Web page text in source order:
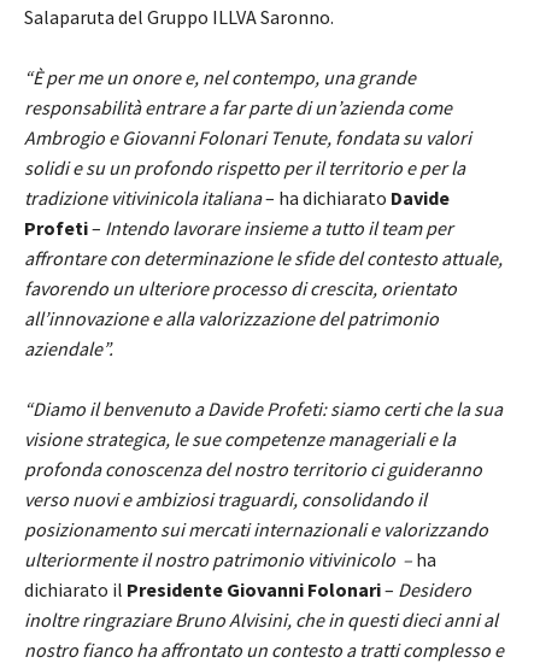
Salaparuta del Gruppo ILLVA Saronno.
“È per me un onore e, nel contempo, una grande
responsabilità entrare a far parte di un’azienda come
Ambrogio e Giovanni Folonari Tenute, fondata su valori
solidi e su un profondo rispetto per il territorio e per la
tradizione vitivinicola italiana– ha dichiarato Davide
Profeti– Intendo lavorare insieme a tutto il team per
affrontare con determinazione le sfide del contesto attuale,
favorendo un ulteriore processo di crescita, orientato
all’innovazione e alla valorizzazione del patrimonio
aziendale”.
“Diamo il benvenuto a Davide Profeti: siamo certi che la sua
visione strategica, le sue competenze manageriali e la
profonda conoscenza del nostro territorio ci guideranno
verso nuovi e ambiziosi traguardi, consolidando il
posizionamento sui mercati internazionali e valorizzando
ulteriormente il nostro patrimonio vitivinicolo – ha
dichiarato il Presidente Giovanni Folonari– Desidero
inoltre ringraziare Bruno Alvisini, che in questi dieci anni al
nostro fianco ha affrontato un contesto a tratti complesso e